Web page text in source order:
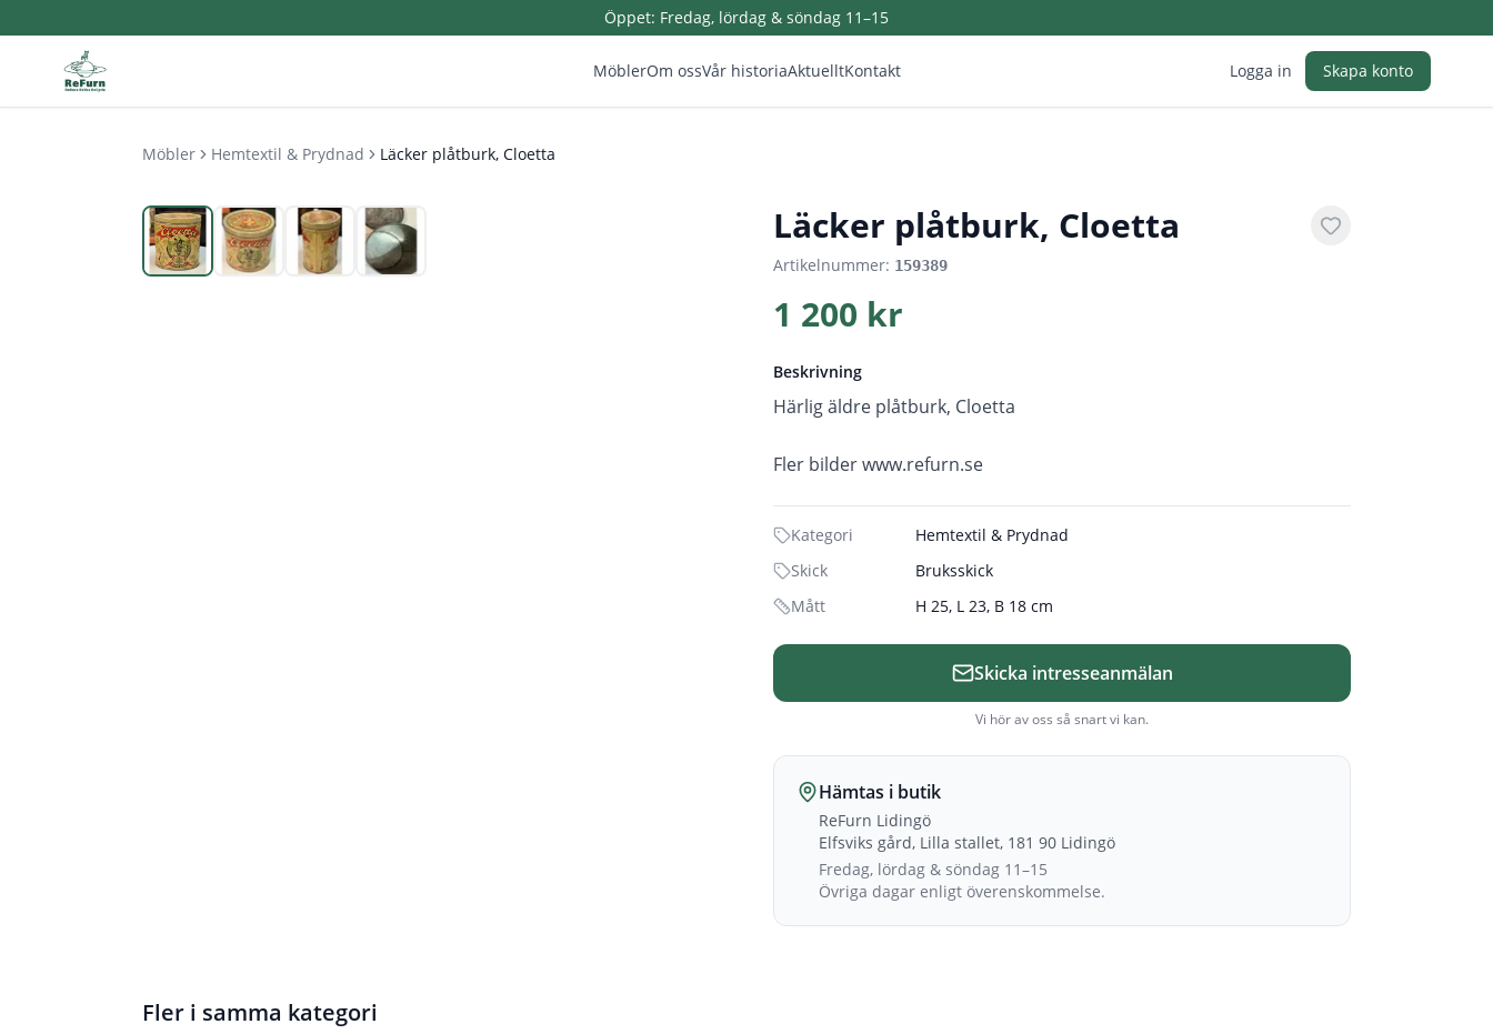
Öppet: Fredag, lördag & söndag 11–15
MöblerOm ossVår historiaAktuelltKontakt Logga in Skapa konto
Möbler Hemtextil & Prydnad Läcker plåtburk, Cloetta
Läcker plåtburk, Cloetta
Artikelnummer: 159389
1 200 kr
Beskrivning
Härlig äldre plåtburk, Cloetta
Fler bilder www.refurn.se
Kategori
Hemtextil & Prydnad
Skick
Bruksskick
Mått
H 25, L 23, B 18 cm
Skicka intresseanmälan
Vi hör av oss så snart vi kan.
Hämtas i butik
ReFurn Lidingö
Elfsviks gård, Lilla stallet, 181 90 Lidingö
Fredag, lördag & söndag 11–15
Övriga dagar enligt överenskommelse.
Fler i samma kategori